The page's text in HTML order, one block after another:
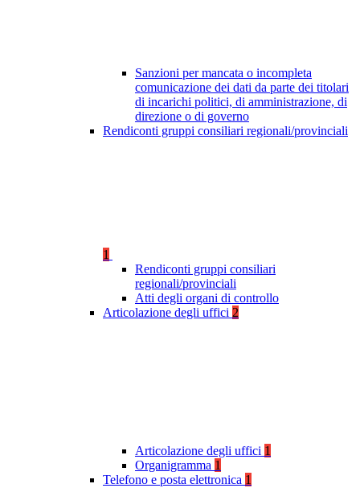
Sanzioni per mancata o incompleta
comunicazione dei dati da parte dei titolari
di incarichi politici, di amministrazione, di
direzione o di governo
Rendiconti gruppi consiliari regionali/provinciali
1
Rendiconti gruppi consiliari
regionali/provinciali
Atti degli organi di controllo
Articolazione degli uffici 2
Articolazione degli uffici 1
Organigramma 1
Telefono e posta elettronica 1